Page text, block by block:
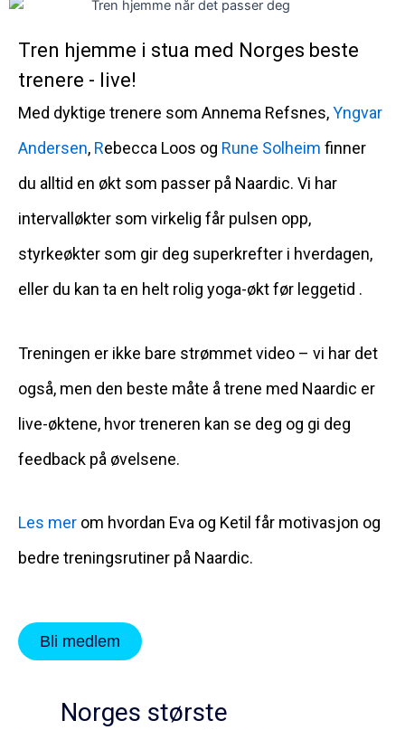
Tren hjemme i stua med Norges beste
trenere - live!
Med dyktige trenere som Annema Refsnes,Yngvar
Andersen, Rebecca Loos og Rune Solheim finner
du alltid en økt som passer på Naardic. Vi har
intervalløkter som virkelig får pulsen opp,
styrkeøkter som gir deg superkrefter i hverdagen,
eller du kan ta en helt rolig yoga-økt før leggetid .
Treningen er ikke bare strømmet video – vi har det
også, men den beste måte å trene med Naardic er
live-øktene, hvor treneren kan se deg og gi deg
feedback på øvelsene.
Les mer om hvordan Eva og Ketil får motivasjon og
bedre treningsrutiner på Naardic.
Bli medlem
Norges største